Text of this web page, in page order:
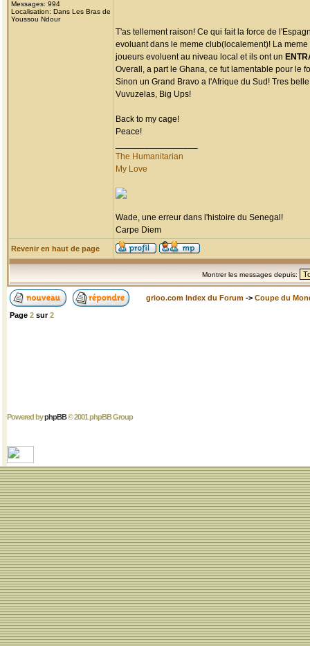
Messages: 994
Localisation: Dans Les Bras de
Youssou Ndour
T'as tellement raison! Ce qui fait la force de
evoluant dans le meme club(localement)! La
joueurs evoluent au niveau local et ils ont un
Overall, a part le Ghana, ce fut lamentable pour le
Sinon un Grand Bravo a l'Afrique du Sud! Tres
Vuvuzelas, Big Ups!
Back to my cage!
Peace!
The Humanitarian
My Love
Wade, une erreur dans l'histoire du Senegal!
Carpe Diem
Revenir en haut de page
Montrer les messages depuis:
grioo.com Index du Forum -> Coupe du
Page 2 sur2
Powered byphpBB© 2001 phpBB Group